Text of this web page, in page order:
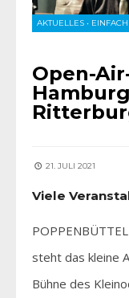
AKTUELLES • EINFACH
Open-
21. JULI 2021
Viele
steht das kleine
Bühne des